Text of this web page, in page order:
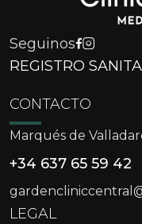
Seguinos
REGISTRO
LEGAL
CONTACTO
Marqués de
+34 637 65 59 42